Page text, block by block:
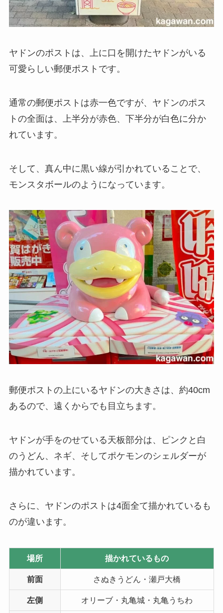
ヤドンのポストは、上に口を開けたヤドンがいる
可愛らしい郵便ポストです。
通常の郵便ポストは赤一色ですが、ヤドンのポス
トの全面は、上半分が赤色、下半分が白色に分か
れています。
そして、真ん中に黒い線が引かれていることで、
モンスタボールのようになっています。
郵便ポストの上にいるヤドンの大きさは、約40cm
あるので、遠くからでも目立ちます。
ヤドンが手をのせている天板部分は、ピンクと白
のうどん、ネギ、そしてポケモンのシェルダーが
描かれています。
さらに、ヤドンのポストは4面全て描かれているも
のが違います。
場所 描かれているもの
前面 さぬきうどん・瀬戸大橋
左側 オリーブ・丸亀城・丸亀うちわ